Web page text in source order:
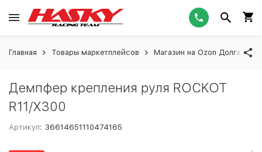
Главная Товары маркетплейсов Магазин на Ozon Долгашева
Демпфер крепления руля ROCKOT
R11/X300
Артикул: 36614651110474165